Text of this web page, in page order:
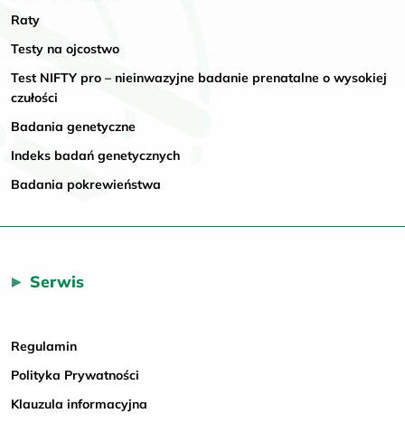
Raty
Testy na ojcostwo
Test NIFTY pro – nieinwazyjne badanie prenatalne o wysokiej
czułości
Badania genetyczne
Indeks badań genetycznych
Badania pokrewieństwa
Serwis
Regulamin
Polityka Prywatności
Klauzula informacyjna